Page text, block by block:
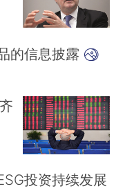
的信息披露
投资持续发展